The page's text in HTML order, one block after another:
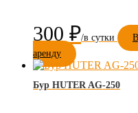
300 ₽
аренду
Бур HUTER AG-250